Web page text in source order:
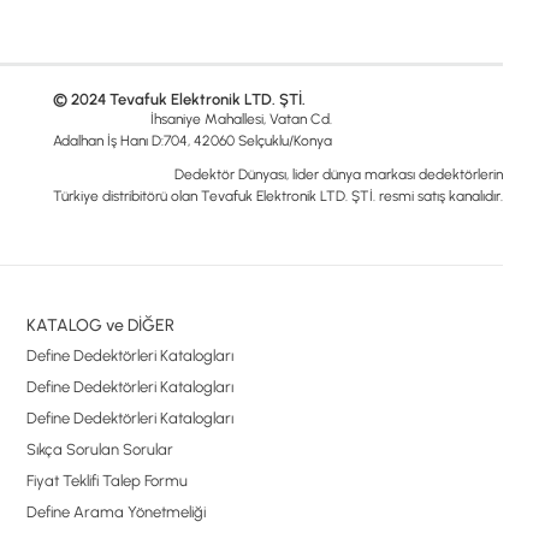
© 2024 Tevafuk Elektronik LTD. ŞTİ.
İhsaniye Mahallesi, Vatan Cd.
Adalhan İş Hanı D:704, 42060 Selçuklu/Konya
Dedektör Dünyası, lider dünya markası dedektörlerin
Türkiye distribitörü olan Tevafuk Elektronik LTD. ŞTİ. resmi satış kanalıdır.
KATALOG ve DİĞER
Define Dedektörleri Katalogları
Define Dedektörleri Katalogları
Define Dedektörleri Katalogları
Sıkça Sorulan Sorular
Fiyat Teklifi Talep Formu
Define Arama Yönetmeliği